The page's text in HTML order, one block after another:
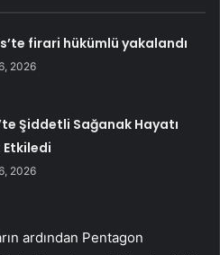
firari hükümlü yakalandı
2026
Şiddetli Sağanak Hayatı
Etkiledi
2026
ardından Pentagon